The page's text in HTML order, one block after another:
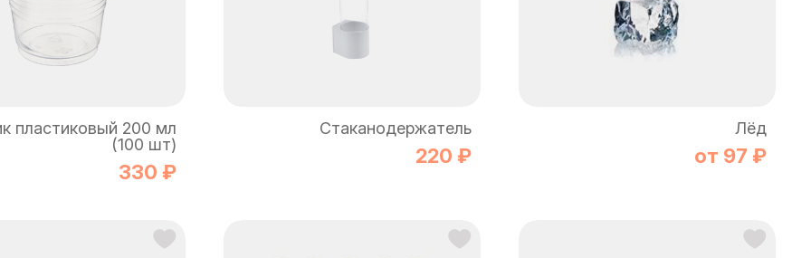
пластиковый 200 мл
(100 шт)
330 ₽
Стаканодержатель
220 ₽
Лёд
от 97 ₽